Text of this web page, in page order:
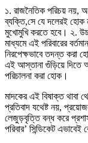
১. রাজনৈতিক পরিচয় নয়,
ব্যক্তি,সে যে দলেরই হোক
মুখোমুখি করতে হবে। ২.
মাধ্যমে এই পরিবারের
নিরপেক্ষভাবে তদন্ত করা
এই আস্তানা গুঁড়িয়ে দিতে
পরিচালনা করা হোক।
মাদকের এই বিষাক্ত থাবা
প্রতিবাদ যথেষ্ট নয়,
লেজুড়বৃত্তি বন্ধ করে
পরিবার’ সিন্ডিকেট